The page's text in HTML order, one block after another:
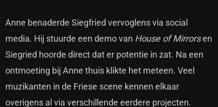
Anne benaderde Siegfried vervoglens via social
media. Hij stuurde een demo van House of Mirrorsen
Siegried hoorde direct dat er potentie in zat. Na een
ontmoeting bij Anne thuis klikte het meteen. Veel
muzikanten in de Friese scene kennen elkaar
overigens al via verschillende eerdere projecten.